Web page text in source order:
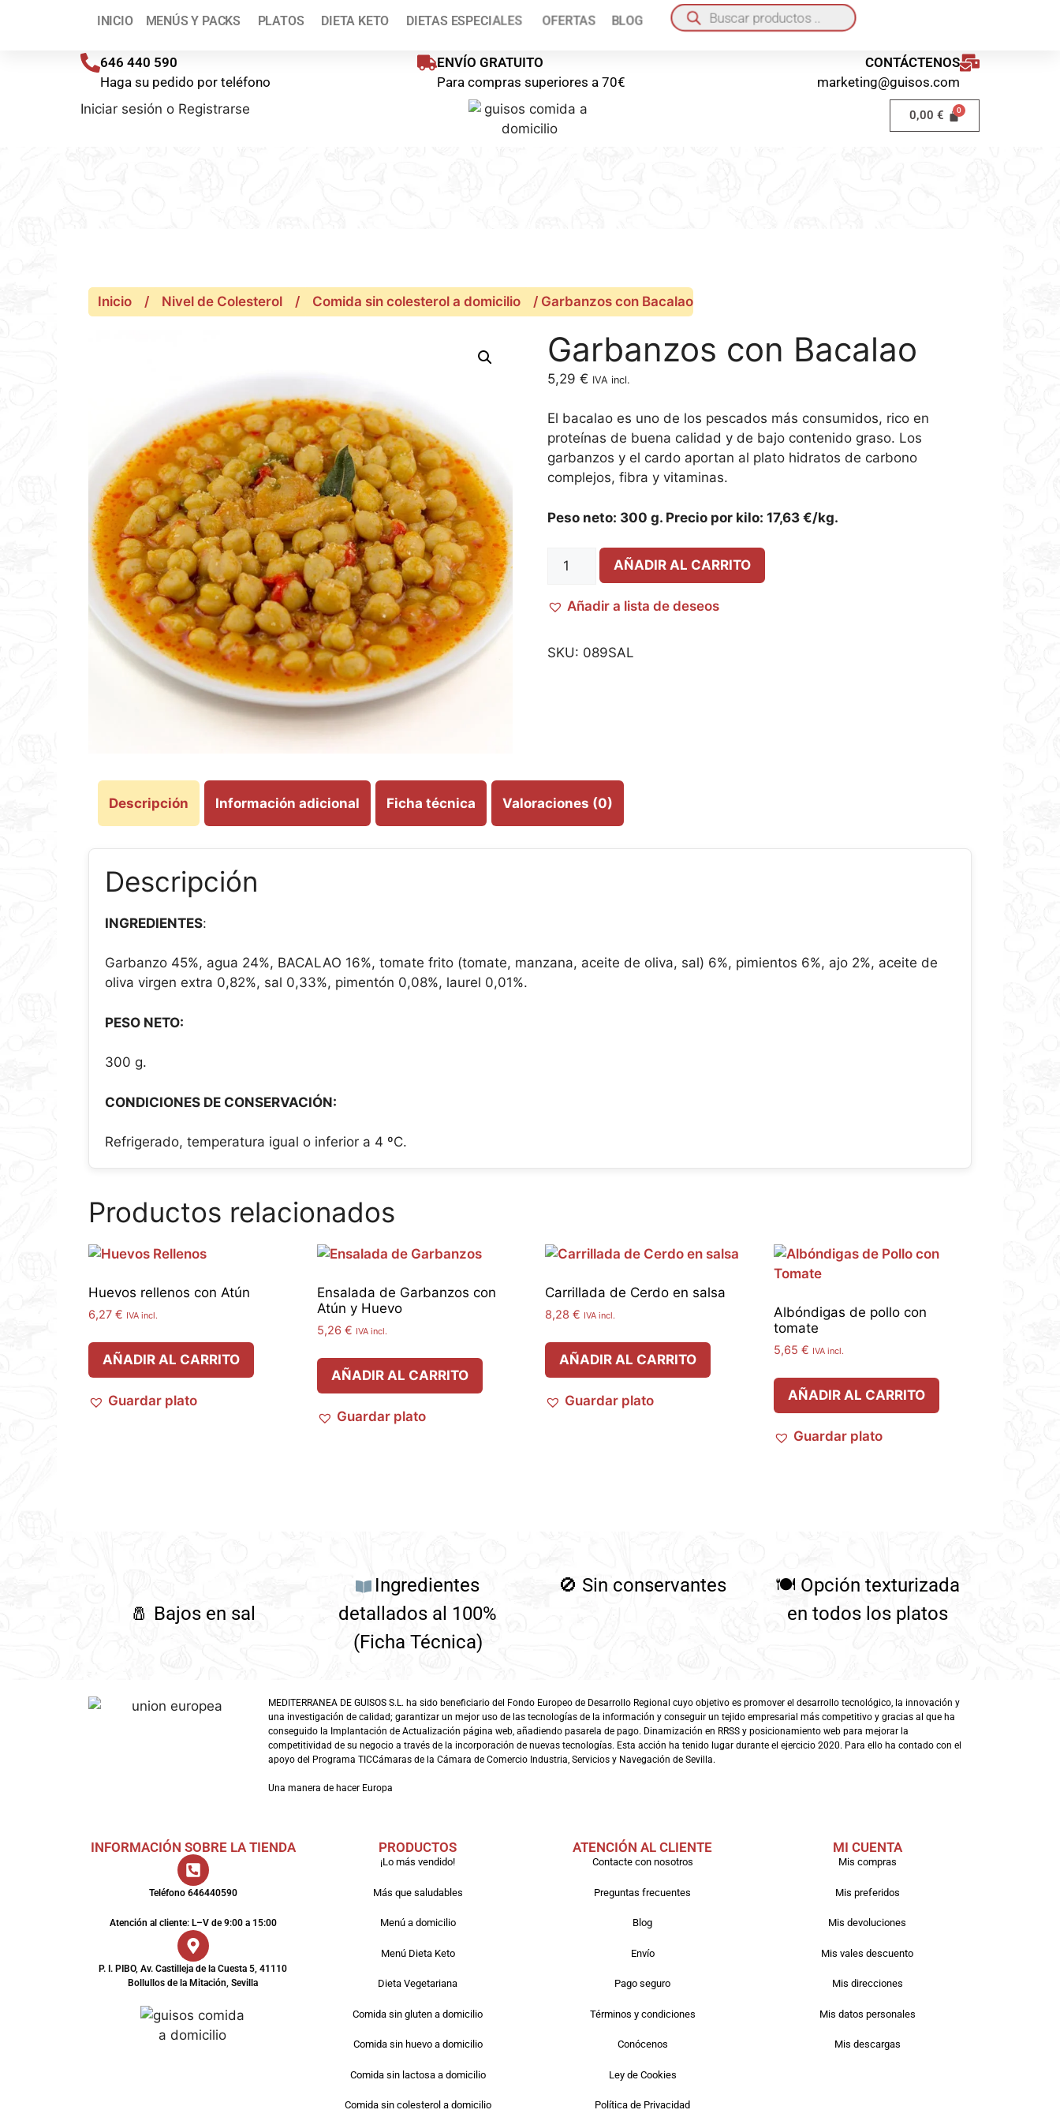
Pídelo aquí
646 440 590
Haga su pedido por teléfono
ENVÍO GRATUITO
Para compras superiores a 70€
CONTÁCTENOS
marketing@guisos.com
Iniciar sesión o Registrarse 0,00€
INICIO MENÚS Y PACKS PLATOS DIETA KETO DIETAS ESPECIALES OFERTAS BLOG
Inicio / Nivel de Colesterol / Comida sin colesterol a domicilio / Garbanzos con Bacalao
Garbanzos con Bacalao
5,29€ IVA incl.
El bacalao es uno de los pescados más consumidos, rico en
proteínas de buena calidad y de bajo contenido graso. Los
garbanzos y el cardo aportan al plato hidratos de carbono
complejos, fibra y vitaminas.
Peso neto: 300 g. Precio por kilo: 17,63 €/kg.
AÑADIR AL CARRITO
Añadir a lista de deseos
SKU: 089SAL
Descripción Información adicional Ficha técnica Valoraciones (0)
Descripción
INGREDIENTES:
Garbanzo 45%, agua 24%, BACALAO 16%, tomate frito (tomate, manzana, aceite de oliva, sal) 6%, pimientos 6%, ajo 2%, aceite de
oliva virgen extra 0,82%, sal 0,33%, pimentón 0,08%, laurel 0,01%.
PESO NETO:
300 g.
CONDICIONES DE CONSERVACIÓN:
Refrigerado, temperatura igual o inferior a 4 ºC.
Productos relacionados
Huevos rellenos con Atún
6,27 € IVA incl.
AÑADIR AL CARRITO
Guardar plato
Ensalada de Garbanzos con
Atún y Huevo
5,26 € IVA incl.
AÑADIR AL CARRITO
Guardar plato
Carrillada de Cerdo en salsa
8,28 € IVA incl.
AÑADIR AL CARRITO
Guardar plato
Albóndigas de pollo con
tomate
5,65 € IVA incl.
AÑADIR AL CARRITO
Guardar plato
🧂 Bajos en sal
Ingredientes
detallados al 100%
(Ficha Técnica)
🚫 Sin conservantes 🍽️ Opción texturizada
en todos los platos
MEDITERRANEA DE GUISOS S.L. ha sido beneficiario del Fondo Europeo de Desarrollo Regional cuyo objetivo es promover el desarrollo tecnológico, la innovación y
una investigación de calidad; garantizar un mejor uso de las tecnologías de la información y conseguir un tejido empresarial más competitivo y gracias al que ha
conseguido la Implantación de Actualización página web, añadiendo pasarela de pago. Dinamización en RRSS y posicionamiento web para mejorar la
competitividad de su negocio a través de la incorporación de nuevas tecnologías. Esta acción ha tenido lugar durante el ejercicio 2020. Para ello ha contado con el
apoyo del Programa TICCámaras de la Cámara de Comercio Industria, Servicios y Navegación de Sevilla.
Una manera de hacer Europa
INFORMACIÓN SOBRE LA TIENDA
Teléfono 646440590
Atención al cliente: L–V de 9:00 a 15:00
P. I. PIBO, Av. Castilleja de la Cuesta 5, 41110
Bollullos de la Mitación, Sevilla
PRODUCTOS
¡Lo más vendido!
Más que saludables
Menú a domicilio
Menú Dieta Keto
Dieta Vegetariana
Comida sin gluten a domicilio
Comida sin huevo a domicilio
Comida sin lactosa a domicilio
Comida sin colesterol a domicilio
ATENCIÓN AL CLIENTE
Contacte con nosotros
Preguntas frecuentes
Blog
Envío
Pago seguro
Términos y condiciones
Conócenos
Ley de Cookies
Política de Privacidad
MI CUENTA
Mis compras
Mis preferidos
Mis devoluciones
Mis vales descuento
Mis direcciones
Mis datos personales
Mis descargas